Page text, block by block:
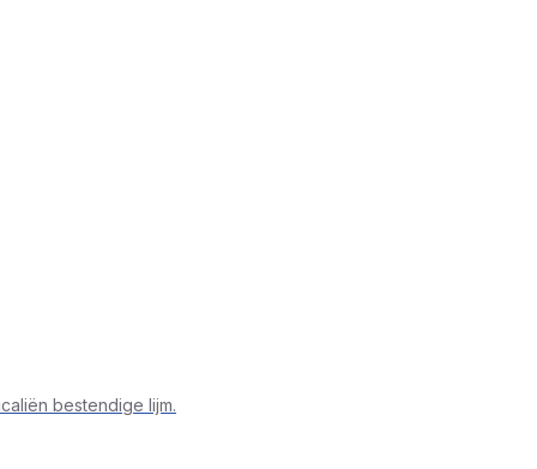
bestendige lijm.
uv-lampje met 12 leds